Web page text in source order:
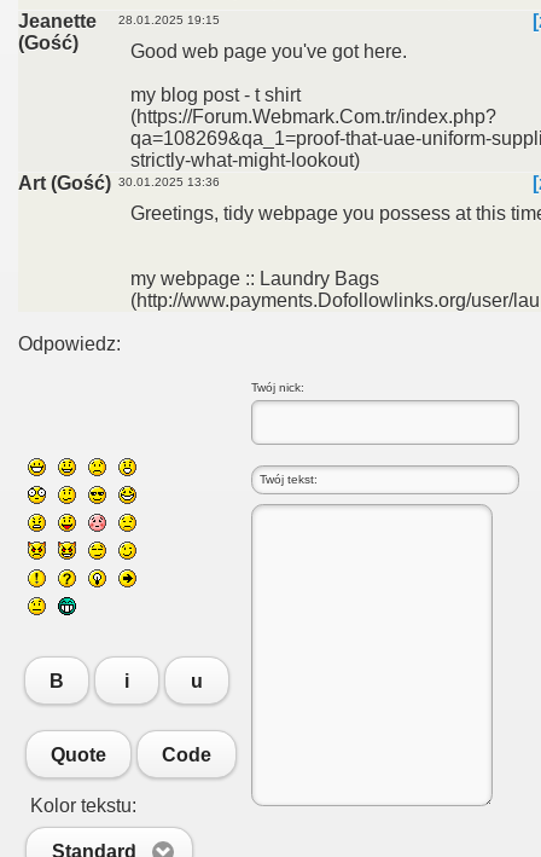
Jeanette
(Gość)
28.01.2025 19:15
Good web page you've got here.
my blog post - t shirt
(https://Forum.Webmark.Com.tr/index.php?
qa=108269&qa_1=proof-that-uae-uniform-
strictly-what-might-lookout)
Art (Gość) 30.01.2025 13:36
Greetings, tidy webpage you possess at this
my webpage :: Laundry Bags
(http://www.payments.Dofollowlinks.org/user/
Odpowiedz:
Twój nick:
B i u
Quote Code
Kolor tekstu:
Standard